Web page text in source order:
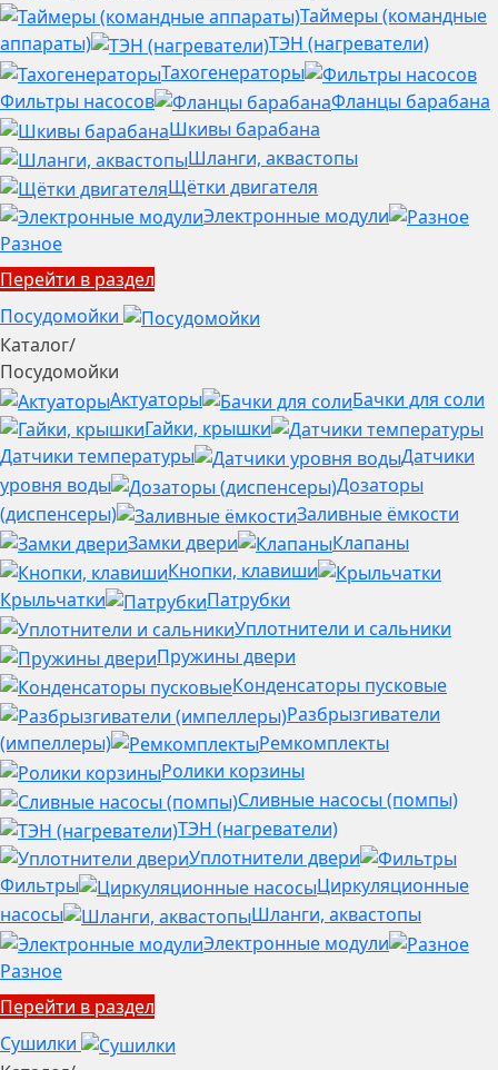
Таймеры (командные
аппараты)
ТЭН (нагреватели)
Тахогенераторы
Фильтры насосов
Фланцы барабана
Шкивы барабана
Шланги, аквастопы
Щётки двигателя
Электронные модули
Разное
Перейти в раздел
Посудомойки
Каталог/
Посудомойки
Актуаторы
Бачки для соли
Гайки, крышки
Датчики температуры
Датчики
уровня воды
Дозаторы
(диспенсеры)
Заливные ёмкости
Замки двери
Клапаны
Кнопки, клавиши
Крыльчатки
Патрубки
Уплотнители и сальники
Пружины двери
Конденсаторы пусковые
Разбрызгиватели
(импеллеры)
Ремкомплекты
Ролики корзины
Сливные насосы (помпы)
ТЭН (нагреватели)
Уплотнители двери
Фильтры
Циркуляционные
насосы
Шланги, аквастопы
Электронные модули
Разное
Перейти в раздел
Сушилки